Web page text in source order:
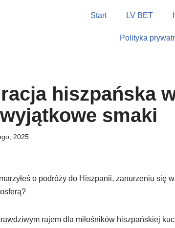
Start LV BET
Polityka
hiszpańska
smaki
2025
o podróży do Hiszpanii, zanurzeniu się
rajem dla miłośników hiszpańskiej